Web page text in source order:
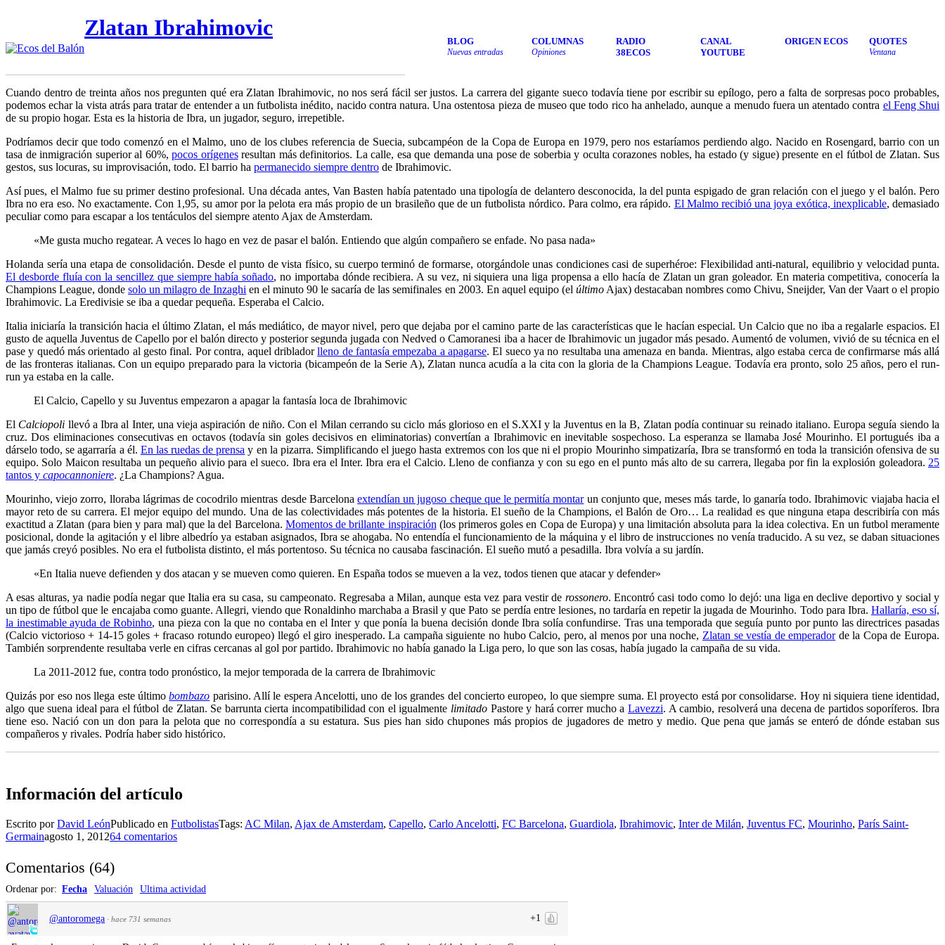
BLOG
Nuevas entradas
COLUMNAS
Opiniones
RADIO
38ECOS
CANAL
YOUTUBE
ORIGEN ECOS QUOTES
Ventana
Zlatan Ibrahimovic
Cuando dentro de treinta años nos pregunten qué era Zlatan Ibrahimovic, no nos será fácil ser justos. La carrera del gigante sueco todavía tiene por escribir su epílogo, pero a falta de sorpresas poco probables,
podemos echar la vista atrás para tratar de entender a un futbolista inédito, nacido contra natura. Una ostentosa pieza de museo que todo rico ha anhelado, aunque a menudo fuera un atentado contra el Feng Shui
de su propio hogar. Esta es la historia de Ibra, un jugador, seguro, irrepetible.
Podríamos decir que todo comenzó en el Malmo, uno de los clubes referencia de Suecia, subcampéon de la Copa de Europa en 1979, pero nos estaríamos perdiendo algo. Nacido en Rosengard, barrio con un
tasa de inmigración superior al 60%, pocos orígenesresultan más definitorios. La calle, esa que demanda una pose de soberbia y oculta corazones nobles, ha estado (y sigue) presente en el fútbol de Zlatan. Sus
gestos, sus locuras, su improvisación, todo. El barrio ha permanecido siempre dentro de Ibrahimovic.
Así pues, el Malmo fue su primer destino profesional. Una década antes, Van Basten había patentado una tipología de delantero desconocida, la del punta espigado de gran relación con el juego y el balón. Pero
Ibra no era eso. No exactamente. Con 1,95, su amor por la pelota era más propio de un brasileño que de un futbolista nórdico. Para colmo, era rápido. El Malmo recibió una joya exótica, inexplicable, demasiado
peculiar como para escapar a los tentáculos del siempre atento Ajax de Amsterdam.
«Me gusta mucho regatear. A veces lo hago en vez de pasar el balón. Entiendo que algún compañero se enfade. No pasa nada»
Holanda sería una etapa de consolidación. Desde el punto de vista físico, su cuerpo terminó de formarse, otorgándole unas condiciones casi de superhéroe: Flexibilidad anti-natural, equilibrio y velocidad punta.
El desborde fluía con la sencillez que siempre había soñado, no importaba dónde recibiera. A su vez, ni siquiera una liga propensa a ello hacía de Zlatan un gran goleador. En materia competitiva, conocería la
Champions League, dondesolo un milagro de Inzaghi en el minuto 90 le sacaría de las semifinales en 2003. En aquel equipo (el últimoAjax) destacaban nombres como Chivu, Sneijder, Van der Vaart o el propio
Ibrahimovic. La Eredivisie se iba a quedar pequeña. Esperaba el Calcio.
Italia iniciaría la transición hacia el último Zlatan, el más mediático, de mayor nivel, pero que dejaba por el camino parte de las características que le hacían especial. Un Calcio que no iba a regalarle espacios. El
gusto de aquella Juventus de Capello por el balón directo y posterior segunda jugada con Nedved o Camoranesi iba a hacer de Ibrahimovic un jugador más pesado. Aumentó de volumen, vivió de su técnica en el
pase y quedó más orientado al gesto final. Por contra, aquel dribladorlleno de fantasía empezaba a apagarse. El sueco ya no resultaba una amenaza en banda. Mientras, algo estaba cerca de confirmarse más allá
de las fronteras italianas. Con un equipo preparado para la victoria (bicampeón de la Serie A), Zlatan nunca acudía a la cita con la gloria de la Champions League. Todavía era pronto, solo 25 años, pero el run-
run ya estaba en la calle.
El Calcio, Capello y su Juventus empezaron a apagar la fantasía loca de Ibrahimovic
El Calciopoli llevó a Ibra al Inter, una vieja aspiración de niño. Con el Milan cerrando su ciclo más glorioso en el S.XXI y la Juventus en la B, Zlatan podía continuar su reinado italiano. Europa seguía siendo la
cruz. Dos eliminaciones consecutivas en octavos (todavía sin goles decisivos en eliminatorias) convertían a Ibrahimovic en inevitable sospechoso. La esperanza se llamaba José Mourinho. El portugués iba a
dárselo todo, se agarraría a él. En las ruedas de prensa y en la pizarra. Simplificando el juego hasta extremos con los que ni el propio Mourinho simpatizaría, Ibra se transformó en toda la transición ofensiva de su
equipo. Solo Maicon resultaba un pequeño alivio para el sueco. Ibra era el Inter. Ibra era el Calcio. Lleno de confianza y con su ego en el punto más alto de su carrera, llegaba por fin la explosión goleadora. 25
tantos y capocannoniere. ¿La Champions? Agua.
Mourinho, viejo zorro, lloraba lágrimas de cocodrilo mientras desde Barcelona extendían un jugoso cheque que le permitía montarun conjunto que, meses más tarde, lo ganaría todo. Ibrahimovic viajaba hacia el
mayor reto de su carrera. El mejor equipo del mundo. Una de las colectividades más potentes de la historia. El sueño de la Champions, el Balón de Oro… La realidad es que ninguna etapa describiría con más
exactitud a Zlatan (para bien y para mal) que la del Barcelona. Momentos de brillante inspiración (los primeros goles en Copa de Europa) y una limitación absoluta para la idea colectiva. En un futbol meramente
posicional, donde la agitación y el libre albedrío ya estaban asignados, Ibra se ahogaba. No entendía el funcionamiento de la máquina y el libro de instrucciones no venía traducido. A su vez, se daban situaciones
que jamás creyó posibles. No era el futbolista distinto, el más portentoso. Su técnica no causaba fascinación. El sueño mutó a pesadilla. Ibra volvía a su jardín.
«En Italia nueve defienden y dos atacan y se mueven como quieren. En España todos se mueven a la vez, todos tienen que atacar y defender»
A esas alturas, ya nadie podía negar que Italia era su casa, su campeonato. Regresaba a Milan, aunque esta vez para vestir de rossonero. Encontró casi todo como lo dejó: una liga en declive deportivo y social y
un tipo de fútbol que le encajaba como guante. Allegri, viendo que Ronaldinho marchaba a Brasil y que Pato se perdía entre lesiones, no tardaría en repetir la jugada de Mourinho. Todo para Ibra. Hallaría, eso sí,
la inestimable ayuda de Robinho, una pieza con la que no contaba en el Inter y que ponía la buena decisión donde Ibra solía confundirse. Tras una temporada que seguía punto por punto las directrices pasadas
(Calcio victorioso + 14-15 goles + fracaso rotundo europeo) llegó el giro inesperado. La campaña siguiente no hubo Calcio, pero, al menos por una noche, Zlatan se vestía de emperadorde la Copa de Europa.
También sorprendente resultaba verle en cifras cercanas al gol por partido. Ibrahimovic no había ganado la Liga pero, lo que son las cosas, había jugado la campaña de su vida.
La 2011-2012 fue, contra todo pronóstico, la mejor temporada de la carrera de Ibrahimovic
Quizás por eso nos llega este últimobombazo parisino. Allí le espera Ancelotti, uno de los grandes del concierto europeo, lo que siempre suma. El proyecto está por consolidarse. Hoy ni siquiera tiene identidad,
algo que suena ideal para el fútbol de Zlatan. Se barrunta cierta incompatibilidad con el igualmente limitado Pastore y hará correr mucho a Lavezzi. A cambio, resolverá una decena de partidos soporíferos. Ibra
tiene eso. Nació con un don para la pelota que no correspondía a su estatura. Sus pies han sido chupones más propios de jugadores de metro y medio. Que pena que jamás se enteró de dónde estaban sus
compañeros y rivales. Podría haber sido histórico.
Información del artículo
Escrito porDavid LeónPublicado en FutbolistasTags: AC Milan, Ajax de Amsterdam, Capello, Carlo Ancelotti, FC Barcelona, Guardiola, Ibrahimovic, Inter de Milán, Juventus FC, Mourinho, París Saint-
Germainagosto 1, 201264 comentarios
Comentarios (64)
Ordenar por: Fecha Valuación Ultima actividad
+1
@antoromega · hace 731 semanas